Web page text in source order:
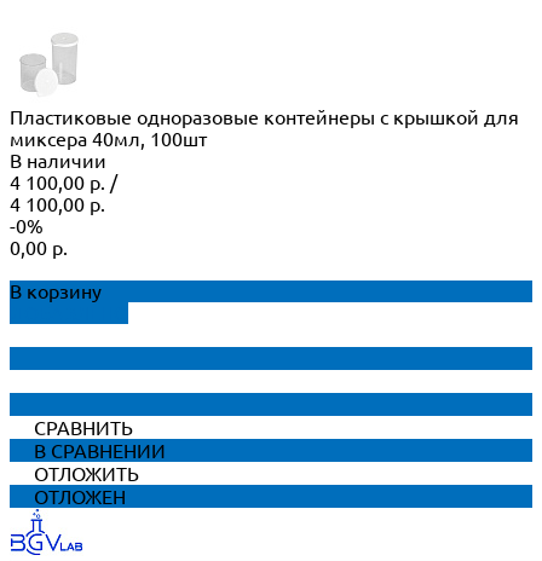
Пластиковые одноразовые контейнеры с крышкой для
миксера 40мл, 100шт
В наличии
4 100,00 р. /
4 100,00 р.
-0%
0,00 р.
В корзину
СРАВНИТЬ
В СРАВНЕНИИ
ОТЛОЖИТЬ
ОТЛОЖЕН